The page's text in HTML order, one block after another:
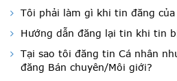
Tôi phải làm gì khi tin đăng
Hướng dẫn đăng lại tin khi tin
Tại sao tôi đăng tin Cá nhân
đăng Bán chuyên/Môi giới?